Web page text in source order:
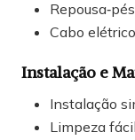
Cabo
Instalação e
Instalação
Limpeza